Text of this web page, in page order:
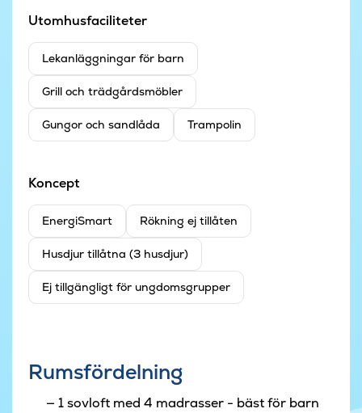
Utomhusfaciliteter
Lekanläggningar för barn
Grill och trädgårdsmöbler
Gungor och sandlåda Trampolin
Koncept
EnergiSmart Rökning ej tillåten
Husdjur tillåtna (3 husdjur)
Ej tillgängligt för ungdomsgrupper
Rumsfördelning
1 sovloft med 4 madrasser - bäst för barn